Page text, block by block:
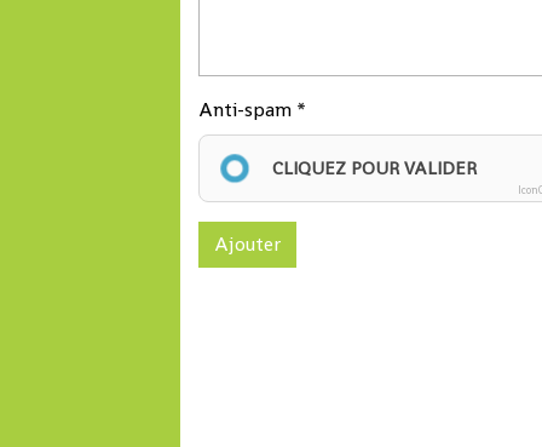
Anti-spam
CLIQUEZ POUR VALIDER
Ajouter